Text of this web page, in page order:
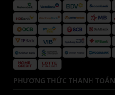
PHƯƠNG THỨC THANH TOÁN